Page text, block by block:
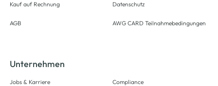
Kauf auf Rechnung
AGB
Datenschutz
AWG CARD Teilnahmebedingungen
Unternehmen
Jobs & Karriere Compliance